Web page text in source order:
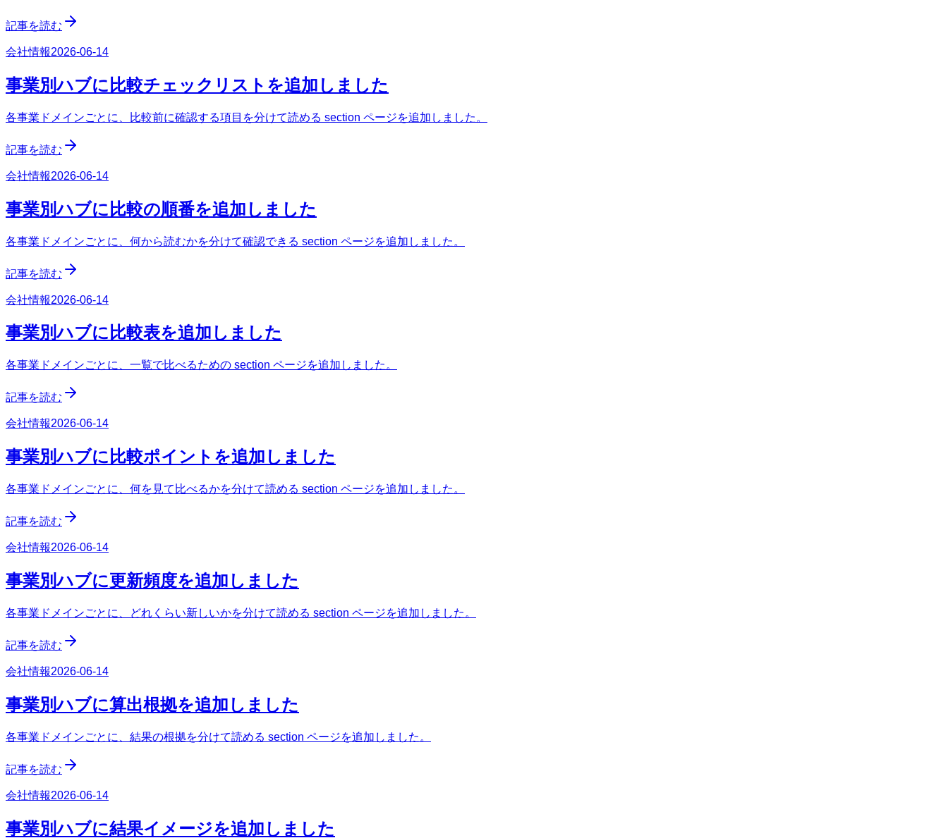
記事を読む
会社情報2026-06-14
事業別ハブに比較チェックリストを追加しました
各事業ドメインごとに、比較前に確認する項目を分けて読める section ページを追加しました。
記事を読む
会社情報2026-06-14
事業別ハブに比較の順番を追加しました
各事業ドメインごとに、何から読むかを分けて確認できる section ページを追加しました。
記事を読む
会社情報2026-06-14
事業別ハブに比較表を追加しました
各事業ドメインごとに、一覧で比べるための section ページを追加しました。
記事を読む
会社情報2026-06-14
事業別ハブに比較ポイントを追加しました
各事業ドメインごとに、何を見て比べるかを分けて読める section ページを追加しました。
記事を読む
会社情報2026-06-14
事業別ハブに更新頻度を追加しました
各事業ドメインごとに、どれくらい新しいかを分けて読める section ページを追加しました。
記事を読む
会社情報2026-06-14
事業別ハブに算出根拠を追加しました
各事業ドメインごとに、結果の根拠を分けて読める section ページを追加しました。
記事を読む
会社情報2026-06-14
事業別ハブに結果イメージを追加しました